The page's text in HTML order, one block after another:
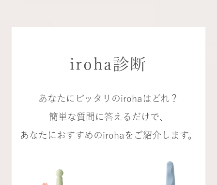
iroha診断
あなたにピッタリのirohaはどれ？
簡単な質問に答えるだけで、
あなたにおすすめのirohaをご紹介します。